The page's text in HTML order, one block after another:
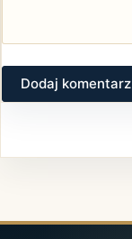
Dodaj komentarz